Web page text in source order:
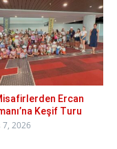
Ercan
Keşif Turu
7, 2026